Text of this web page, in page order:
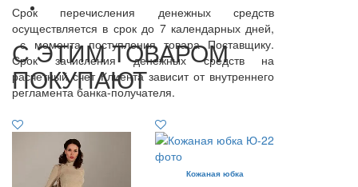
Срок перечисления денежных средств
осуществляется в срок до 7 календарных дней,
с момента поступления товара Поставщику.
Срок зачисления денежных средств на
расчетный счет Клиента зависит от внутреннего
регламента банка-получателя.
С ЭТИМ ТОВАРОМ
ПОКУПАЮТ
Кожаная юбка